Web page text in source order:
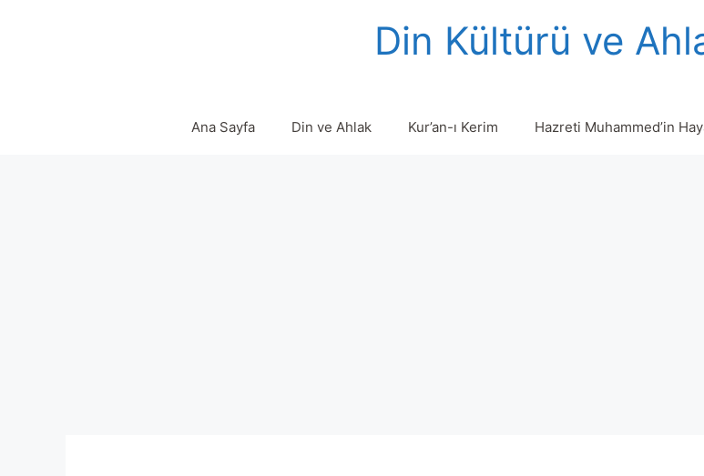
Din Kültürü ve
Ana Sayfa Din ve Ahlak Kur’an-ı Kerim Hazreti Muhammed’in